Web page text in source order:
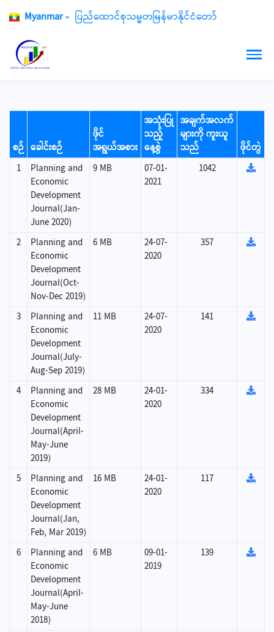
Myanmar ပြည်ထောင်စုသမ္မတမြန်မာနိုင်ငံတော်
စဉ် ခေါင်းစဉ်
ဖိုင်
အရွယ်အစား
အသုံးပြု
သည့်
နေ့စွဲ
အချက်အလက်
များကို ကူးယူ
သည်
ဖိုင်တွဲ
1
Planning and
Economic
Development
Journal(Jan-
June 2020)
9 MB
07-01-
2021
1042
2
Planning and
Economic
Development
Journal(Oct-
Nov-Dec 2019)
6 MB
24-07-
2020
357
3
Planning and
Economic
Development
Journal(July-
Aug-Sep 2019)
11 MB
24-07-
2020
141
4
Planning and
Economic
Development
Journal(April-
May-June
2019)
28 MB
24-01-
2020
334
5
Planning and
Economic
Development
Journal(Jan,
Feb, Mar 2019)
16 MB
24-01-
2020
117
6
Planning and
Economic
Development
Journal(April-
May-June
2018)
6 MB
09-01-
2019
139